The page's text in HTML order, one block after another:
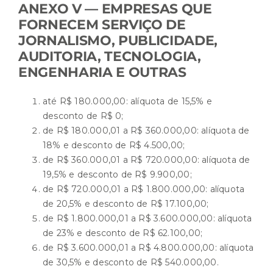
ANEXO V — EMPRESAS QUE
FORNECEM SERVIÇO DE
JORNALISMO, PUBLICIDADE,
AUDITORIA, TECNOLOGIA,
ENGENHARIA E OUTRAS
até R$ 180.000,00: alíquota de 15,5% e
desconto de R$ 0;
de R$ 180.000,01 a R$ 360.000,00: alíquota de
18% e desconto de R$ 4.500,00;
de R$ 360.000,01 a R$ 720.000,00: alíquota de
19,5% e desconto de R$ 9.900,00;
de R$ 720.000,01 a R$ 1.800.000,00: alíquota
de 20,5% e desconto de R$ 17.100,00;
de R$ 1.800.000,01 a R$ 3.600.000,00: alíquota
de 23% e desconto de R$ 62.100,00;
de R$ 3.600.000,01 a R$ 4.800.000,00: alíquota
de 30,5% e desconto de R$ 540.000,00.